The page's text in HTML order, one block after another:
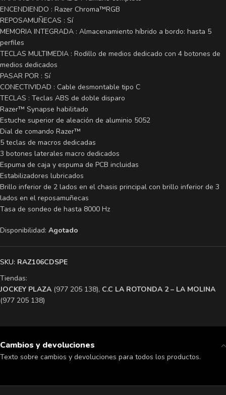
ENCENDIENDO : Razer Chroma™RGB
REPOSAMUÑECAS : Sí
MEMORIA INTEGRADA : Almacenamiento híbrido a bordo: hasta 5
perfiles
TECLAS MULTIMEDIA : Rodillo de medios dedicado con 4 botones de
medios dedicados
PASAR POR : Sí
CONECTIVIDAD : Cable desmontable tipo C
TECLAS : Teclas ABS de doble disparo
Razer™ Synapse habilitado
Estuche superior de aleación de aluminio 5052
Dial de comando Razer™
5 teclas de macros dedicadas
3 botones laterales macro dedicados
Espuma de caja y espuma de PCB incluidas
Estabilizadores lubricados
Brillo inferior de 2 lados en el chasis principal con brillo inferior de 3
lados en el reposamuñecas
Tasa de sondeo de hasta 8000 Hz
Disponibilidad: Agotado
SKU: RAZ106CDSPE
Tiendas:
​JOCKEY PLAZA (977 205 138), ​C.C LA ROTONDA 2 – LA MOLINA
(977 205 138)
Cambios y devoluciones
Texto sobre cambios y devoluciones para todos los productos.